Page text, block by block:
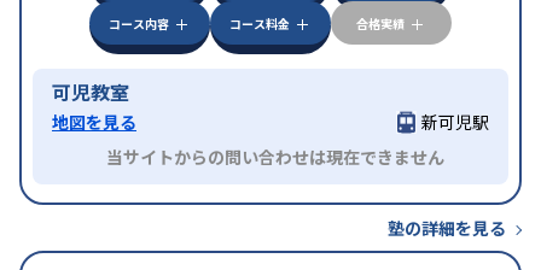
コース内容
コース料金 合格実績
可児教室
地図を見る
新可児駅
当サイトからの問い合わせは現在できません
塾の詳細を見る